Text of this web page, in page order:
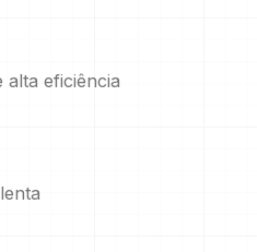
alta eficiência